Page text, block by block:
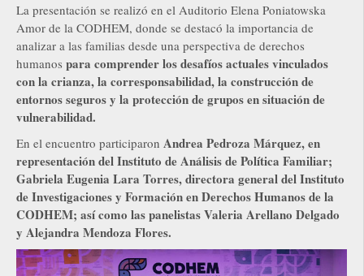
La presentación se realizó en el Auditorio Elena Poniatowska
Amor de la CODHEM, donde se destacó la importancia de
analizar a las familias desde una perspectiva de derechos
humanos para comprender los desafíos actuales vinculados
con la crianza, la corresponsabilidad, la construcción de
entornos seguros y la protección de grupos en situación de
vulnerabilidad.
En el encuentro participaron Andrea Pedroza Márquez, en
representación del Instituto de Análisis de Política Familiar;
Gabriela Eugenia Lara Torres, directora general del Instituto
de Investigaciones y Formación en Derechos Humanos de la
CODHEM; así como las panelistas Valeria Arellano Delgado
y Alejandra Mendoza Flores.